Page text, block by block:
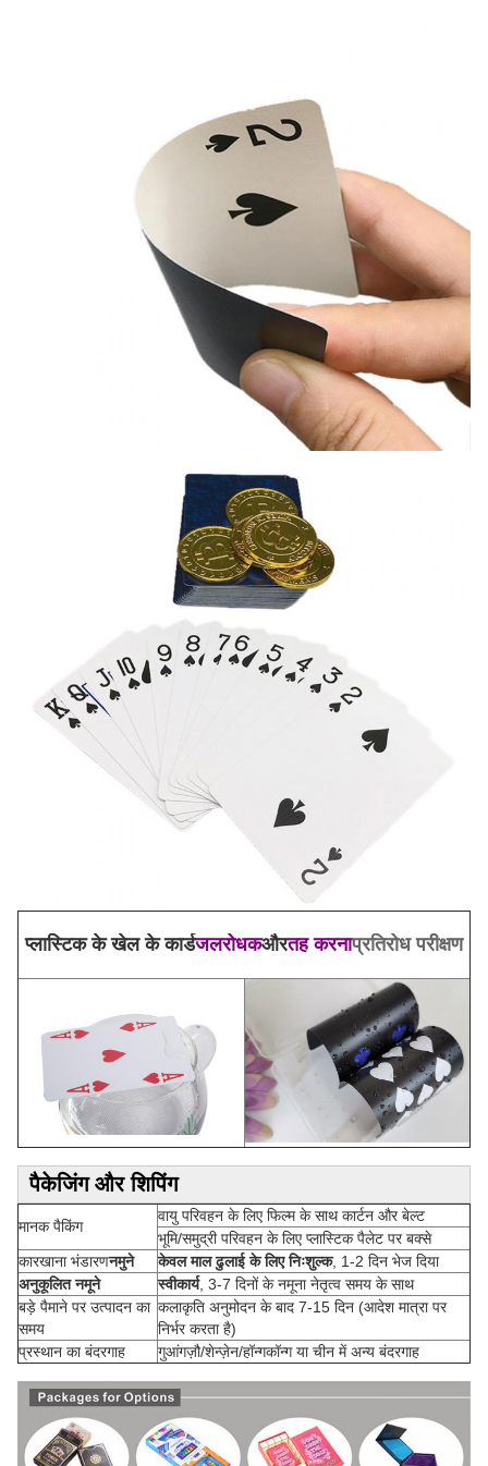
प्लास्टिक के खेल के कार्डजलरोधकऔरतह करनाप्रतिरोध परीक्षण
पैकेजिंग और शिपिंग
मानक पैकिंग
वायु परिवहन के लिए फिल्म के साथ कार्टन और बेल्ट
भूमि/समुद्री परिवहन के लिए प्लास्टिक पैलेट पर बक्से
कारखाना भंडारणनमुने केवल माल ढुलाई के लिए निःशुल्क, 1-2 दिन भेज दिया
अनुकूलित नमूने
स्वीकार्य, 3-7 दिनों के नमूना नेतृत्व समय के साथ
बड़े पैमाने पर उत्पादन का
समय
कलाकृति अनुमोदन के बाद 7-15 दिन (आदेश मात्रा पर
निर्भर करता है)
प्रस्थान का बंदरगाह
गुआंगज़ौ/शेन्ज़ेन/हॉन्गकॉन्ग या चीन में अन्य बंदरगाह